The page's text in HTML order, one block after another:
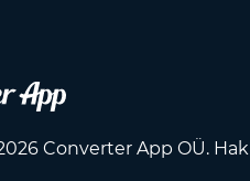
Converter App OÜ. Hak